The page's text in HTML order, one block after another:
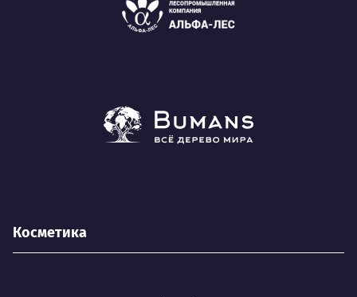
Косметика